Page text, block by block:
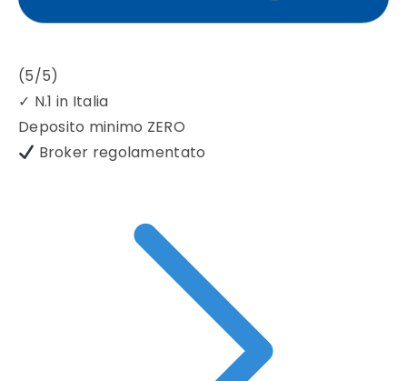
(5/5)
✓ N.1 in Italia
Deposito minimo ZERO
Broker regolamentato